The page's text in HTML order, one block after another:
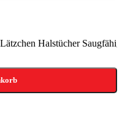
Halstücher